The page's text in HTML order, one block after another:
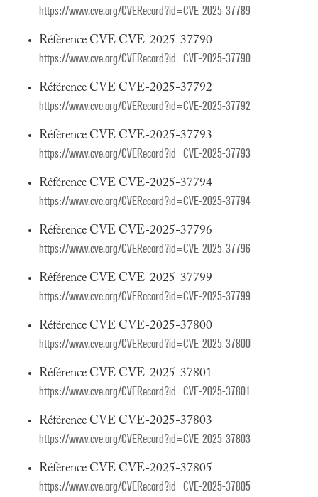
https://www.cve.org/CVERecord?id=CVE-2025-37789
Référence CVE CVE-2025-37790
https://www.cve.org/CVERecord?id=CVE-2025-37790
Référence CVE CVE-2025-37792
https://www.cve.org/CVERecord?id=CVE-2025-37792
Référence CVE CVE-2025-37793
https://www.cve.org/CVERecord?id=CVE-2025-37793
Référence CVE CVE-2025-37794
https://www.cve.org/CVERecord?id=CVE-2025-37794
Référence CVE CVE-2025-37796
https://www.cve.org/CVERecord?id=CVE-2025-37796
Référence CVE CVE-2025-37799
https://www.cve.org/CVERecord?id=CVE-2025-37799
Référence CVE CVE-2025-37800
https://www.cve.org/CVERecord?id=CVE-2025-37800
Référence CVE CVE-2025-37801
https://www.cve.org/CVERecord?id=CVE-2025-37801
Référence CVE CVE-2025-37803
https://www.cve.org/CVERecord?id=CVE-2025-37803
Référence CVE CVE-2025-37805
https://www.cve.org/CVERecord?id=CVE-2025-37805